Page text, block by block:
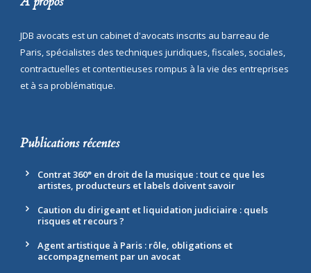
JDB avocats est un cabinet d'avocats inscrits au barreau de
Paris, spécialistes des techniques juridiques, fiscales, sociales,
contractuelles et contentieuses rompus à la vie des entreprises
et à sa problématique.
Publications récentes
Contrat 360° en droit de la musique : tout ce que les
artistes, producteurs et labels doivent savoir
Caution du dirigeant et liquidation judiciaire : quels
risques et recours ?
Agent artistique à Paris : rôle, obligations et
accompagnement par un avocat